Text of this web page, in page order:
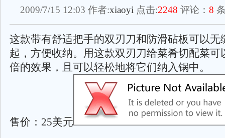
2009/7/15 12:03 作者:xiaoyi 点击:2248 评论： 8
这款带有舒适把手的双刃刀和防滑砧板可以无
起，方便收纳。用这款双刃刀给菜肴切配菜可
倍的效果，且可以轻松地将它们纳入锅中。
售价：25美元